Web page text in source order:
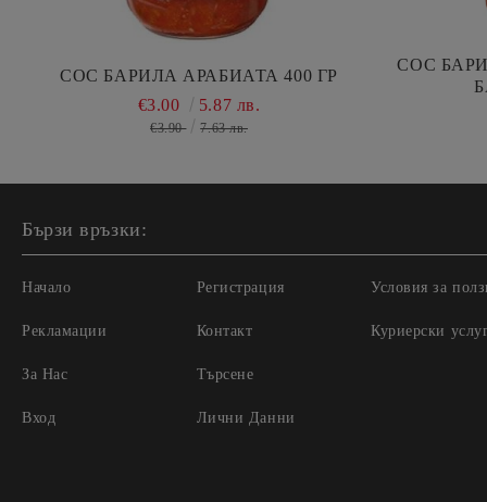
СОС БАРИЛА АРАБИАТА 400 ГР
€3.00
5.87 лв.
€3.90 7.63 лв.
СОС
Бързи връзки:
Начало
Рекламации
За Нас
Вход
Регистрация
Контакт
Търсене
Лични Данни
Условия за
Куриерски